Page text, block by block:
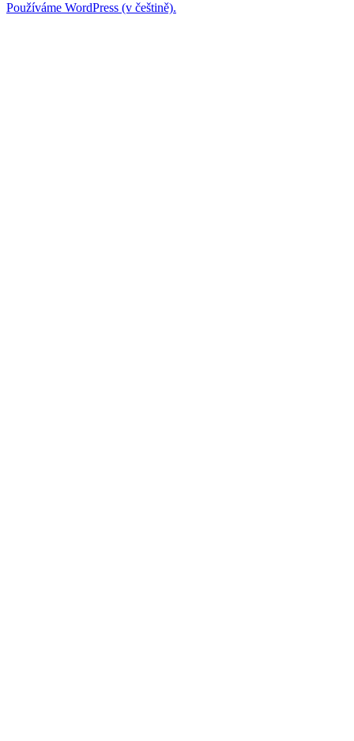
Používáme WordPress (v češtině).